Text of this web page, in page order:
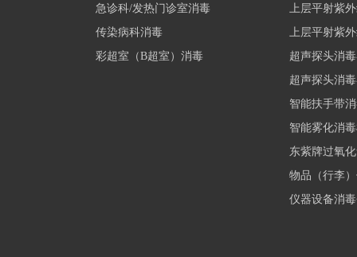
急诊科/发热门诊室消毒
传染病科消毒
彩超室（B超室）消毒
上层平射紫
上层平射紫
超声探头消
超声探头消
智能扶手带
智能雾化消
东紫牌过氧
物品（行李
仪器设备消